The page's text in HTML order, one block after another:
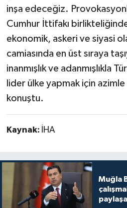
inşa edeceğiz.
Cumhur İttifakı
ekonomik, askeri ve siyasi
camiasında en üst sıraya
inanmışlık ve adanmışlıkla
lider ülke yapmak için azimle
konuştu.
Kaynak: İHA
Muğla